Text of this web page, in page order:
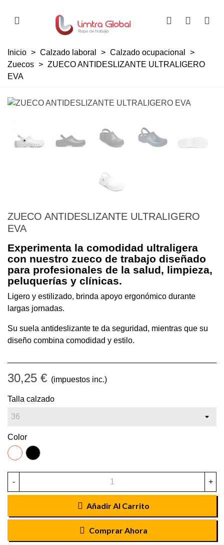
Inicio > Calzado laboral > Calzado ocupacional
>
Zuecos > ZUECO ANTIDESLIZANTE ULTRALIGERO
EVA
ZUECO ANTIDESLIZANTE ULTRALIGERO
EVA
Experimenta la comodidad ultraligera
con nuestro zueco de trabajo diseñado
para profesionales de la salud, limpieza,
peluquerías y clínicas.
Ligero y estilizado, brinda apoyo ergonómico durante
largas jornadas.
Su suela antideslizante te da seguridad, mientras que su
diseño combina comodidad y estilo.
30,25 € (impuestos inc.)
Talla calzado
Color
BLANCO
NEGRO
- +
Añadir Al Carrito
Comprar Ahora